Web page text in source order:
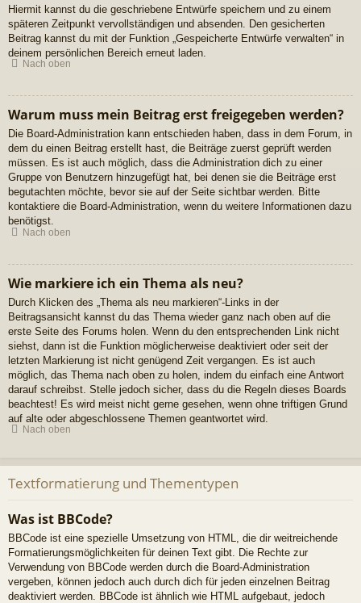
Hiermit kannst du die geschriebene Entwürfe speichern und zu einem
späteren Zeitpunkt vervollständigen und absenden. Den gesicherten
Beitrag kannst du mit der Funktion „Gespeicherte Entwürfe verwalten“ in
deinem persönlichen Bereich erneut laden.
Nach oben
Warum muss mein Beitrag erst freigegeben werden?
Die Board-Administration kann entschieden haben, dass in dem Forum, in
dem du einen Beitrag erstellt hast, die Beiträge zuerst geprüft werden
müssen. Es ist auch möglich, dass die Administration dich zu einer
Gruppe von Benutzern hinzugefügt hat, bei denen sie die Beiträge erst
begutachten möchte, bevor sie auf der Seite sichtbar werden. Bitte
kontaktiere die Board-Administration, wenn du weitere Informationen dazu
benötigst.
Nach oben
Wie markiere ich ein Thema als neu?
Durch Klicken des „Thema als neu markieren“-Links in der
Beitragsansicht kannst du das Thema wieder ganz nach oben auf die
erste Seite des Forums holen. Wenn du den entsprechenden Link nicht
siehst, dann ist die Funktion möglicherweise deaktiviert oder seit der
letzten Markierung ist nicht genügend Zeit vergangen. Es ist auch
möglich, das Thema nach oben zu holen, indem du einfach eine Antwort
darauf schreibst. Stelle jedoch sicher, dass du die Regeln dieses Boards
beachtest! Es wird meist nicht gerne gesehen, wenn ohne triftigen Grund
auf alte oder abgeschlossene Themen geantwortet wird.
Nach oben
Textformatierung und Thementypen
Was ist BBCode?
BBCode ist eine spezielle Umsetzung von HTML, die dir weitreichende
Formatierungsmöglichkeiten für deinen Text gibt. Die Rechte zur
Verwendung von BBCode werden durch die Board-Administration
vergeben, können jedoch auch durch dich für jeden einzelnen Beitrag
deaktiviert werden. BBCode ist ähnlich wie HTML aufgebaut, jedoch